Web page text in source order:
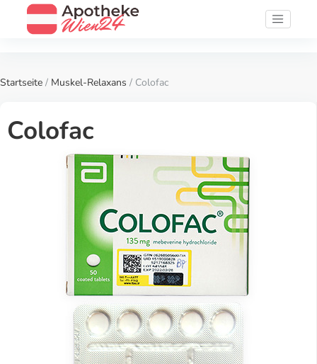
Startseite / Muskel-Relaxans / Colofac
Colofac